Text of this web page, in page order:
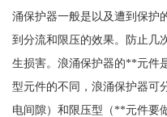
涌保护器一般是以及遭到保护
到分流和限压的效果。防止几
生损害。浪涌保护器的**元件
型元件的不同，浪涌保护器可
电间隙）和限压型（**元件要